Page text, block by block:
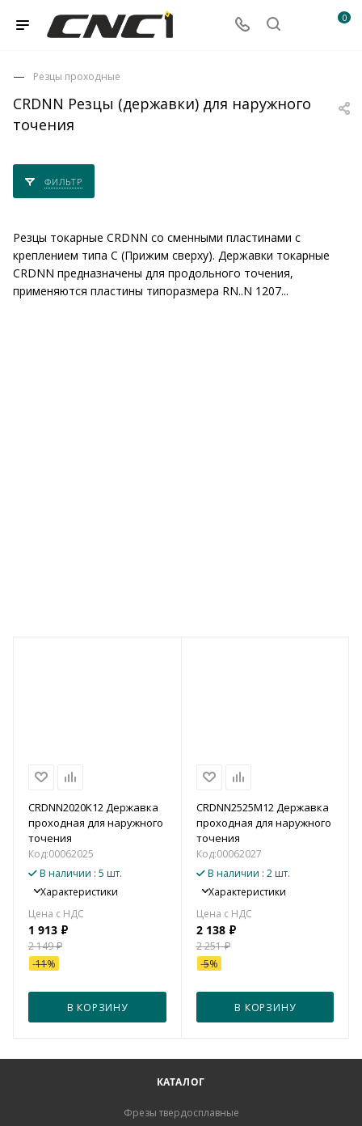
0
CRDNN Резцы (державки) для наружного
точения
Резцы проходные
ФИЛЬТР
Резцы токарные CRDNN со сменными пластинами с
креплением типа C (Прижим сверху). Державки токарные
CRDNN предназначены для продольного точения,
применяются пластины типоразмера RN..N 1207...
CRDNN2020K12 Державка
проходная для наружного
точения
Код:00062025
В наличии : 5 шт.
Характеристики
1 913 ₽
2 149₽
-11%
В КОРЗИНУ
CRDNN2525M12 Державка
проходная для наружного
точения
Код:00062027
В наличии : 2 шт.
Характеристики
2 138₽
2 251₽
-5%
В КОРЗИНУ
КАТАЛОГ
Фрезы твердосплавные